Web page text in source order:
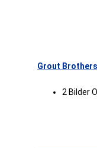
Grout
2 Bilder